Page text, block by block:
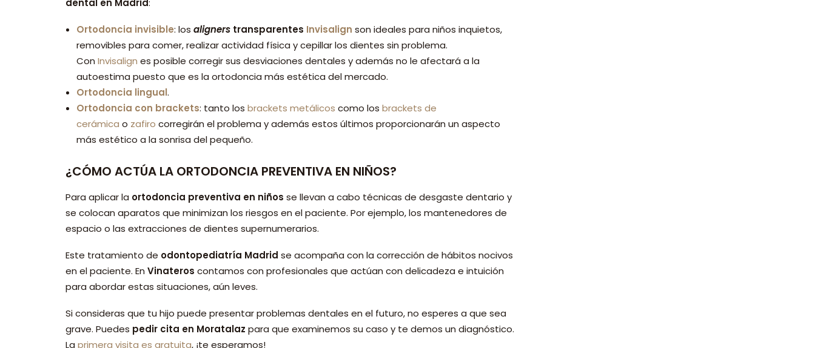
dental en Madrid:
Ortodoncia invisible: los aligners transparentes Invisalign son ideales para niños inquietos,
removibles para comer, realizar actividad física y cepillar los dientes sin problema.
Con Invisalign es posible corregir sus desviaciones dentales y además no le afectará a la
autoestima puesto que es la ortodoncia más estética del mercado.
Ortodoncia lingual.
Ortodoncia con brackets: tanto los brackets metálicos como los brackets de
cerámica o zafiro corregirán el problema y además estos últimos proporcionarán un aspecto
más estético a la sonrisa del pequeño.
¿CÓMO ACTÚA LA ORTODONCIA PREVENTIVA EN NIÑOS?
Para aplicar la ortodoncia preventiva en niños se llevan a cabo técnicas de desgaste dentario y
se colocan aparatos que minimizan los riesgos en el paciente. Por ejemplo, los mantenedores de
espacio o las extracciones de dientes supernumerarios.
Este tratamiento de odontopediatría Madrid se acompaña con la corrección de hábitos nocivos
en el paciente. En Vinateros contamos con profesionales que actúan con delicadeza e intuición
para abordar estas situaciones, aún leves.
Si consideras que tu hijo puede presentar problemas dentales en el futuro, no esperes a que sea
grave. Puedes pedir cita en Moratalaz para que examinemos su caso y te demos un diagnóstico.
La primera visita es gratuita, ¡te esperamos!